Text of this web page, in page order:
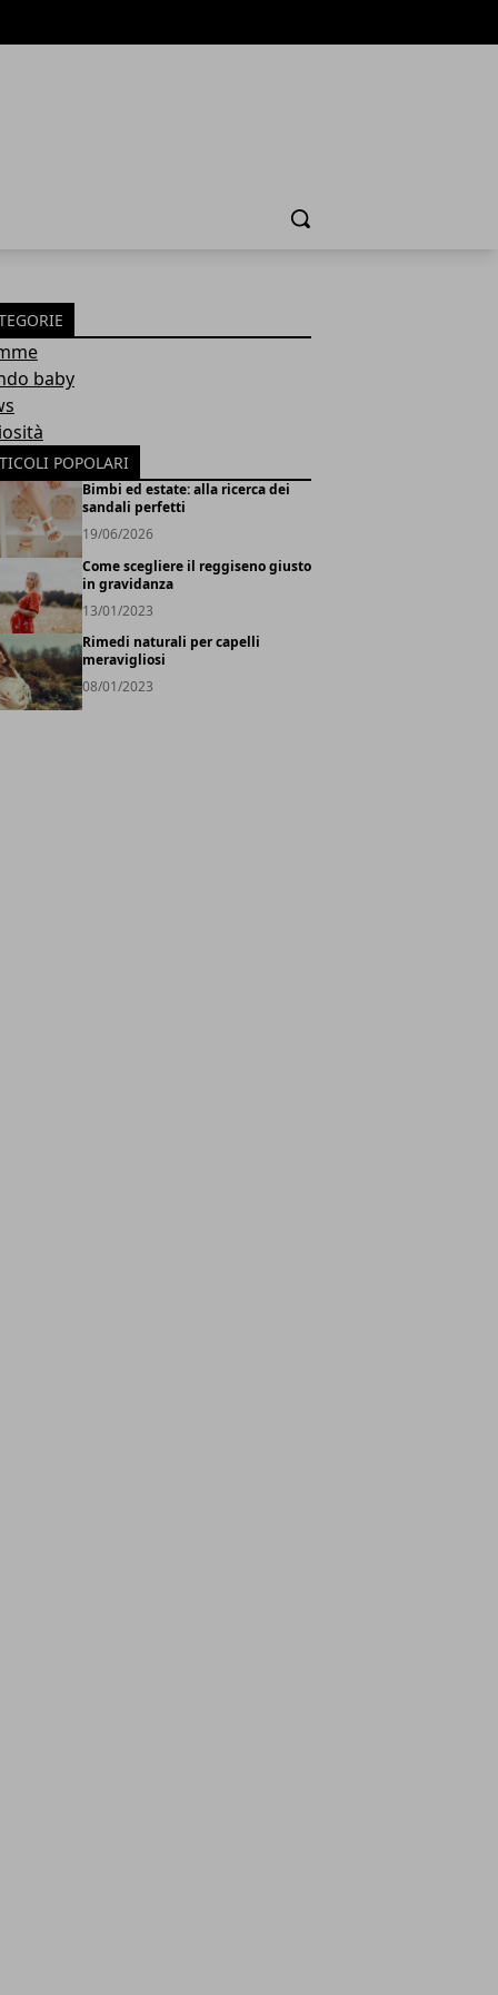
Cerca
baby
POPOLARI
Bimbi ed estate: alla ricerca dei
sandali perfetti
19/06/2026
Come scegliere il reggiseno giusto
in gravidanza
13/01/2023
Rimedi naturali per capelli
meravigliosi
08/01/2023